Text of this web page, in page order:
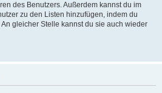
des Benutzers. Außerdem kannst du im
zu den Listen hinzufügen, indem du
gleicher Stelle kannst du sie auch wieder